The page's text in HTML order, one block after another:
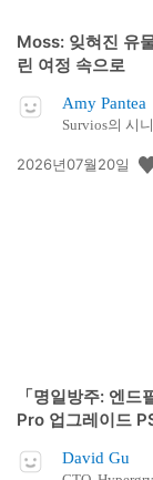
Moss: 잊혀진 유
린 여정 속으로
Amy Pantea
Survios의 시
공
2026년07월20일
「명일방주: 엔
Pro 업그레이드
David Gu